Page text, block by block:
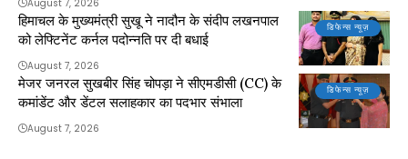
August 7, 2026
डिफेन्स न्यूज़
हिमाचल के मुख्यमंत्री सुखू ने नादौन के संदीप लखनपाल
को लेफ्टिनेंट कर्नल पदोन्नति पर दी बधाई
August 7, 2026
डिफेन्स न्यूज़
मेजर जनरल सुखबीर सिंह चोपड़ा ने सीएमडीसी (CC) के
कमांडेंट और डेंटल सलाहकार का पदभार संभाला
August 7, 2026